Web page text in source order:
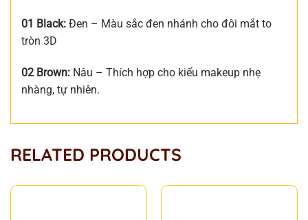
01 Black: Đen – Màu sắc đen nhánh cho đôi mắt to
tròn 3D
02 Brown: Nâu – Thích hợp cho kiểu makeup nhẹ
nhàng, tự nhiên.
RELATED PRODUCTS